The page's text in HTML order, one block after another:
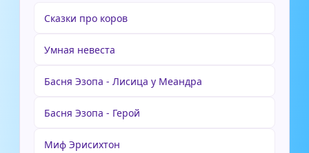
Сказки про коров
Умная невеста
Басня Эзопа - Лисица у Меандра
Басня Эзопа - Герой
Миф Эрисихтон